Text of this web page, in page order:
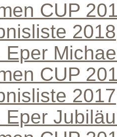
CUP
2018
Eper
CUP
2017
Eper